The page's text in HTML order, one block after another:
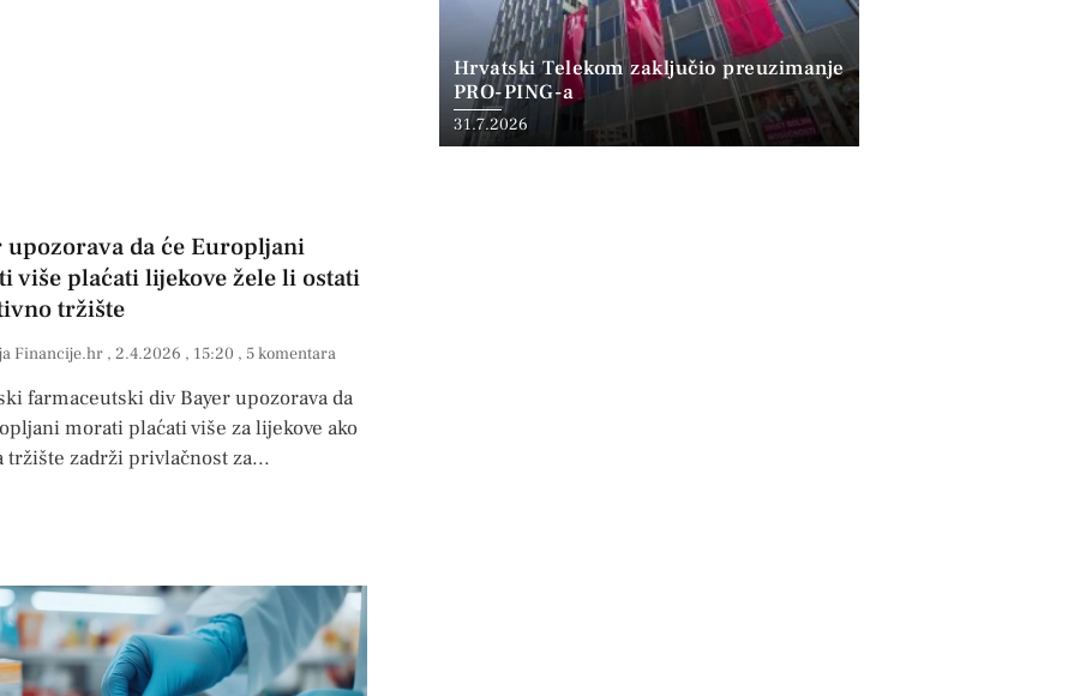
upozorava da će Europljani
više plaćati lijekove žele li ostati
tržište
Financije.hr 2.4.2026 15:20 5 komentara
farmaceutski div Bayer upozorava da
morati plaćati više za lijekove ako
tržište zadrži privlačnost za
Hrvatski Telekom zaključio preuzimanje
PRO-PING-a
31.7.2026